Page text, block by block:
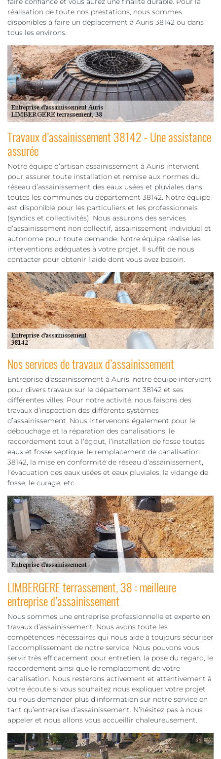
réalisation de toute nos prestations, nous sommes
disponibles à faire un déplacement à Auris 38142 ou dans
tous les environs.
Travaux d’assainissement 38142 - Une assistance
assurée
Notre équipe d’artisan assainissement à Auris intervient
pour assurer toute installation et remise aux normes du
réseau d’assainissement des eaux usées et pluviales dans
toutes les communes du département 38142. Notre équipe
est disponible pour les particuliers et les professionnels
(syndics et collectivités). Nous assurons des services
d’assainissement non collectif, assainissement individuel et
autonome pour toute demande. Notre équipe réalise les
interventions adéquates à votre projet. Il suffit de nous
contacter pour obtenir l’aide dont vous avez besoin.
Nos services de travaux d’assainissement
Entreprise d'assainissement à Auris, notre équipe intervient
pour divers travaux sur le département 38142 et ses
différentes villes. Pour notre activité, nous faisons des
travaux d’inspection des différents systèmes
d’assainissement. Nous intervenons également pour le
débouchage et la réparation des canalisations, le
raccordement tout à l’égout, l’installation de fosse toutes
eaux et fosse septique, le remplacement de canalisation
38142, la mise en conformité de réseau d’assainissement,
l’évacuation des eaux usées et eaux pluviales, la vidange de
fosse, le curage, etc.
LIMBERGERE terrassement, 38 : meilleure
entreprise d’assainissement
Nous sommes une entreprise professionnelle et experte en
travaux d’assainissement. Nous avons toute les
compétences nécessaires qui nous aide à toujours sécuriser
l’accomplissement de notre service. Nous pouvons vous
servir très efficacement pour entretien, la pose du regard, le
raccordement ainsi que le remplacement de votre
canalisation. Nous resterons activement et attentivement à
votre écoute si vous souhaitez nous expliquer votre projet
ou nous demander plus d’information sur notre service en
tant qu’entreprise d’assainissement. N’hésitez pas à nous
appeler et nous allons vous accueillir chaleureusement.